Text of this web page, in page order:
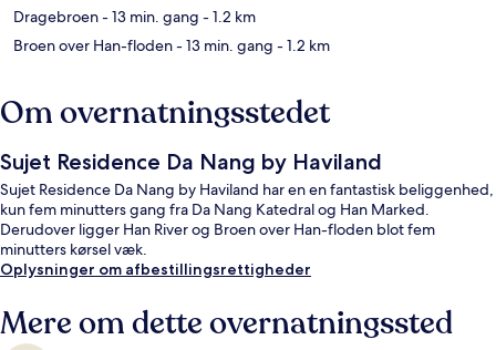
Dragebroen- 13 min. gang - 1.2 km
Broen over Han-floden- 13 min. gang - 1.2 km
Om overnatningsstedet
Sujet Residence Da Nang by Haviland
Sujet Residence Da Nang by Haviland har en en fantastisk beliggenhed,
kun fem minutters gang fra Da Nang Katedral og Han Marked.
Derudover ligger Han River og Broen over Han-floden blot fem
minutters kørsel væk.
Oplysninger om afbestillingsrettigheder
Mere om dette overnatningssted